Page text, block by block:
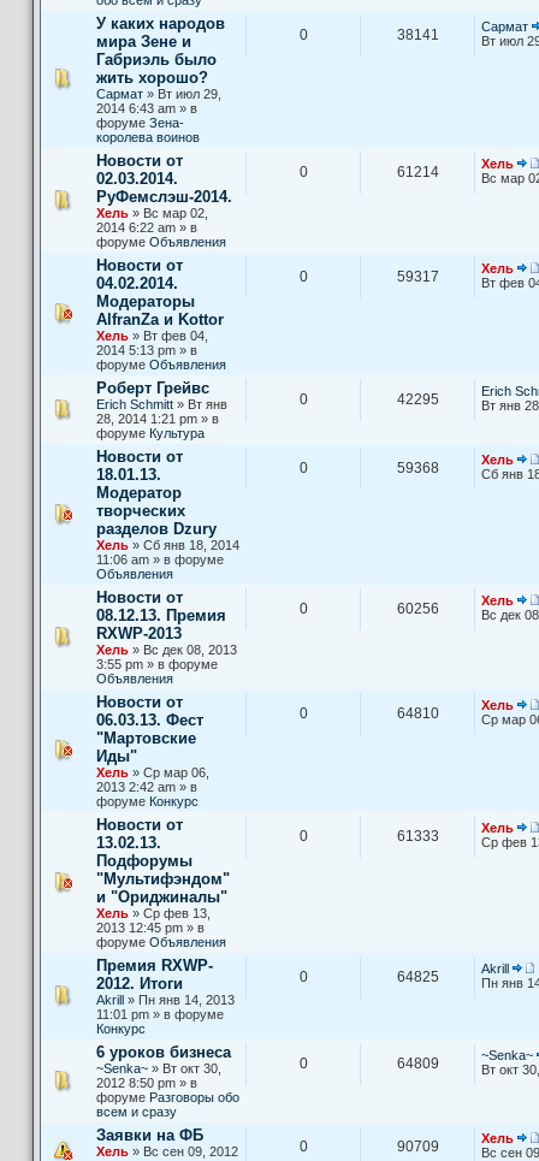
У каких народов
мира Зене и
Габриэль было
жить хорошо?
Сармат » Вт июл 29,
2014 6:43 am » в
форуме Зена-
королева воинов
0 38141
Сармат
Вт июл
Новости от
02.03.2014.
РуФемслэш-2014.
Хель » Вс мар 02,
2014 6:22 am » в
форуме Объявления
0 61214
Хель
Вс мар
Новости от
04.02.2014.
Модераторы
AlfranZa и Kottor
Хель » Вт фев 04,
2014 5:13 pm » в
форуме Объявления
0 59317
Хель
Вт фев
Роберт Грейвс
Erich Schmitt » Вт янв
28, 2014 1:21 pm » в
форуме Культура
0 42295
Erich
Вт янв
Новости от
18.01.13.
Модератор
творческих
разделов Dzury
Хель » Сб янв 18, 2014
11:06 am » в форуме
Объявления
0 59368
Хель
Сб янв
Новости от
08.12.13. Премия
RXWP-2013
Хель » Вс дек 08, 2013
3:55 pm » в форуме
Объявления
0 60256
Хель
Вс дек
Новости от
06.03.13. Фест
"Мартовские
Иды"
Хель » Ср мар 06,
2013 2:42 am » в
форуме Конкурс
0 64810
Хель
Ср мар
Новости от
13.02.13.
Подфорумы
"Мультифэндом"
и "Ориджиналы"
Хель » Ср фев 13,
2013 12:45 pm » в
форуме Объявления
0 61333
Хель
Ср фев
Премия RXWP-
2012. Итоги
Akrill » Пн янв 14, 2013
11:01 pm » в форуме
Конкурс
0 64825
Akrill
т
к
Пн янв
6 уроков бизнеса
~Senka~ » Вт окт 30,
2012 8:50 pm » в
форуме Разговоры обо
всем и сразу
0 64809
~Senka~
Вт окт
Заявки на ФБ
Хель » Вс сен 09, 2012
0 90709
Хель
Вс сен